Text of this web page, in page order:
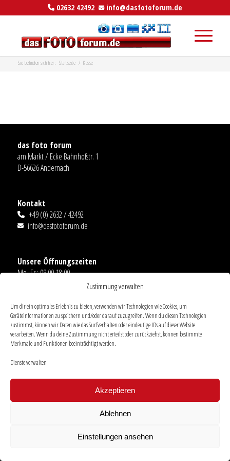
Zustimmung verwalten
Um dir ein optimales Erlebnis zu bieten, verwenden wir Technologien wie Cookies, um
Geräteinformationen zu speichern und/oder darauf zuzugreifen. Wenn du diesen Technologien
zustimmst, können wir Daten wie das Surfverhalten oder eindeutige IDs auf dieser Website
verarbeiten. Wenn du deine Zustimmung nicht erteilst oder zurückziehst, können bestimmte
Merkmale und Funktionen beeinträchtigt werden.
Dienste verwalten
Akzeptieren
Ablehnen
Einstellungen ansehen
02632 42492 info@dasfotoforum.de
Sie befinden sich hier: Startseite / Kasse
das foto forum
am Markt / Ecke Bahnhofstr. 1
D-56626 Andernach
Kontakt
+49 (0) 2632 / 42492
info@dasfotoforum.de
Unsere Öffnungszeiten
Mo.-Fr.: 09:00-18:00
Links
AGB
Impressum
© Copyright - das foto forum | Alle Rechte vorbehalten | Made by